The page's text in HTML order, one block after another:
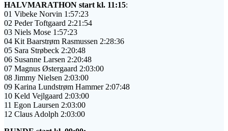
HALVMARATHON start kl. 11:15:
01 Vibeke Norvin 1:57:23
02 Peder Toftgaard 2:21:54
03 Niels Mose 1:57:23
04 Kit Baarstrøm Rasmussen 2:28:36
05 Sara Strøbeck 2:20:48
06 Susanne Larsen 2:20:48
07 Magnus Østergaard 2:03:00
08 Jimmy Nielsen 2:03:00
09 Karina Lundstrøm Hammer 2:07:48
10 Keld Vejlgaard 2:03:00
11 Egon Laursen 2:03:00
12 Claus Adolph 2:03:00